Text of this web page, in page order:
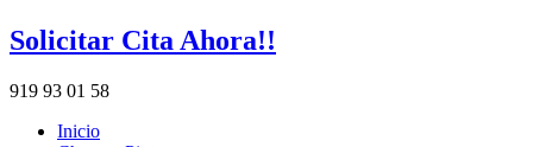
Solicitar Cita Ahora!!
919 93 01 58
Inicio